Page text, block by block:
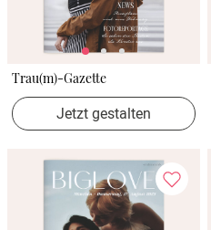
Trau(m)-Gazette
Jetzt gestalten